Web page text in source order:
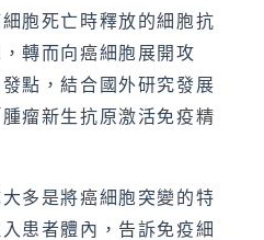
胞死亡時釋放的細胞抗
轉而向癌細胞展開攻
點，結合國外研究發展
瘤新生抗原激活免疫精
多是將癌細胞突變的特
患者體內，告訴免疫細